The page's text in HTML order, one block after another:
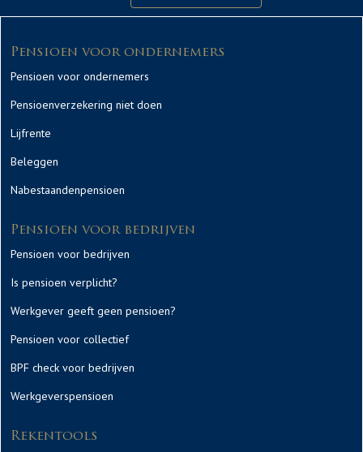
Pensioen voor ondernemers
Pensioen voor ondernemers
Pensioenverzekering niet doen
Lijfrente
Beleggen
Nabestaandenpensioen
Pensioen voor bedrijven
Pensioen voor bedrijven
Is pensioen verplicht?
Werkgever geeft geen pensioen?
Pensioen voor collectief
BPF check voor bedrijven
Werkgeverspensioen
Rekentools